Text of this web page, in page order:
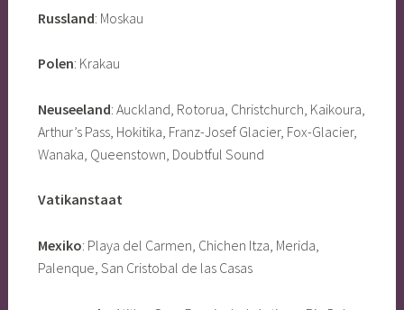
Russland: Moskau
Polen: Krakau
Neuseeland: Auckland, Rotorua, Christchurch, Kaikoura,
Arthur’s Pass, Hokitika, Franz-Josef Glacier, Fox-Glacier,
Wanaka, Queenstown, Doubtful Sound
Vatikanstaat
Mexiko: Playa del Carmen, Chichen Itza, Merida,
Palenque, San Cristobal de las Casas